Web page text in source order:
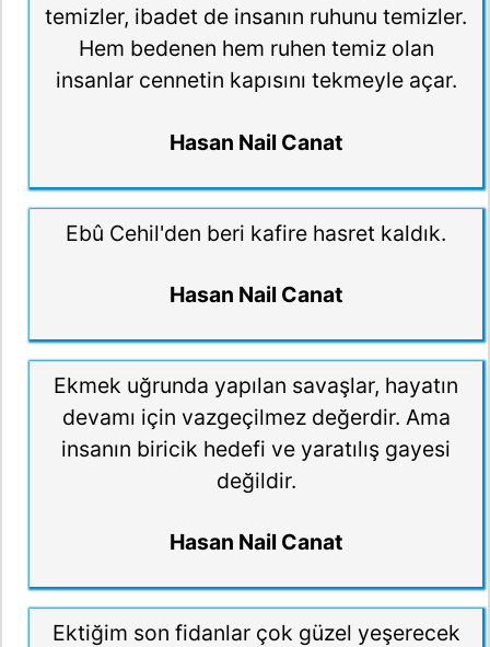
temizler, ibadet de insanın ruhunu temizler.
Hem bedenen hem ruhen temiz olan
insanlar cennetin kapısını tekmeyle açar.
Hasan Nail Canat
Ebû Cehil'den beri kafire hasret kaldık.
Hasan Nail Canat
Ekmek uğrunda yapılan savaşlar, hayatın
devamı için vazgeçilmez değerdir. Ama
insanın biricik hedefi ve yaratılış gayesi
değildir.
Hasan Nail Canat
Ektiğim son fidanlar çok güzel yeşerecek